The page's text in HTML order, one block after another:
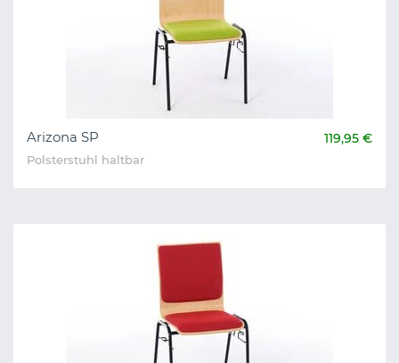
Arizona SP 119,95 €
Polsterstuhl haltbar